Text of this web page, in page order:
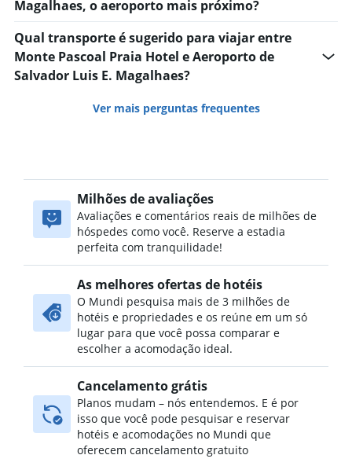
Magalhaes, o aeroporto mais próximo?
Qual transporte é sugerido para viajar entre
Monte Pascoal Praia Hotel e Aeroporto de
Salvador Luis E. Magalhaes?
Ver mais perguntas frequentes
Milhões de avaliações
Avaliações e comentários reais de milhões de
hóspedes como você. Reserve a estadia
perfeita com tranquilidade!
As melhores ofertas de hotéis
O Mundi pesquisa mais de 3 milhões de
hotéis e propriedades e os reúne em um só
lugar para que você possa comparar e
escolher a acomodação ideal.
Cancelamento grátis
Planos mudam – nós entendemos. E é por
isso que você pode pesquisar e reservar
hotéis e acomodações no Mundi que
oferecem cancelamento gratuito